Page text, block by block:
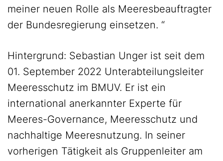
meiner neuen Rolle als Meeresbeauftragter
der Bundesregierung einsetzen. “
Hintergrund: Sebastian Unger ist seit dem
01. September 2022 Unterabteilungsleiter
Meeresschutz im BMUV. Er ist ein
international anerkannter Experte für
Meeres-Governance, Meeresschutz und
nachhaltige Meeresnutzung. In seiner
vorherigen Tätigkeit als Gruppenleiter am